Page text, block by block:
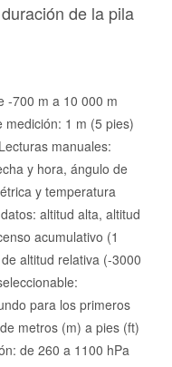
de la pila
-700 m a 10 000 m
medición: 1 m (5 pies)
manuales:
y hora, ángulo de
y temperatura
altitud alta, altitud
acumulativo (1
altitud relativa (-3000
para los primeros
metros (m) a pies (ft)
de 260 a 1100 hPa